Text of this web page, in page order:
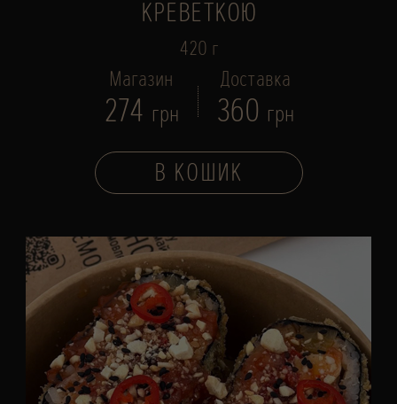
КРЕВЕТКОЮ
420 г
Магазин
274 грн
Доставка
360 грн
В КОШИК